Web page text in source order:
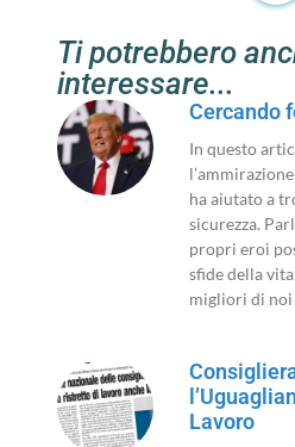
Ti potrebbero
interessare...
Cercando
In questo
ha aiutato a
sicurezza.
propri eroi
sfide della
migliori di noi
Lavoro